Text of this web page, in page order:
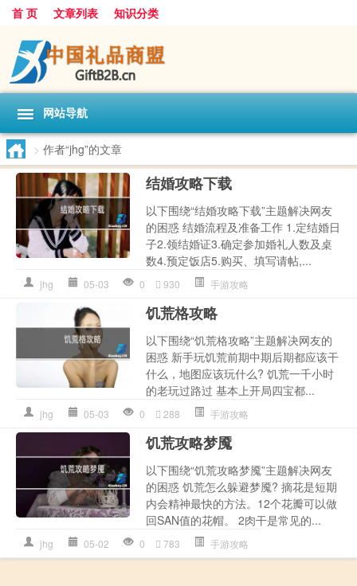
首 页 文章列表 知识分类
网站导航
> 作者“jhg”的文章
结婚攻略下载
以下围绕“结婚攻略下载”主题解决网友
的困惑 结婚流程及准备工作 1.定结婚日
子2.领结婚证3.确定参加婚礼人数及桌
数4.预定饭店5.购买、填写请帖,...
jhg 05-03 0 930 手游攻略
饥荒格攻略
以下围绕“饥荒格攻略”主题解决网友的
困惑 新手玩饥荒前期中期后期都应该干
什么，地图应该玩什么? 饥荒一千小时
的老玩过路过 基本上开局四宝都...
jhg 05-03 0 288 手游攻略
饥荒攻略梦魇
以下围绕“饥荒攻略梦魇”主题解决网友
的困惑 饥荒怎么躲避梦魇? 摘花是短期
内会精神最快的方法。12个花瓣可以做
回SAN值的花帽。 2肉干是常见的...
jhg 05-02 0 783 手游攻略